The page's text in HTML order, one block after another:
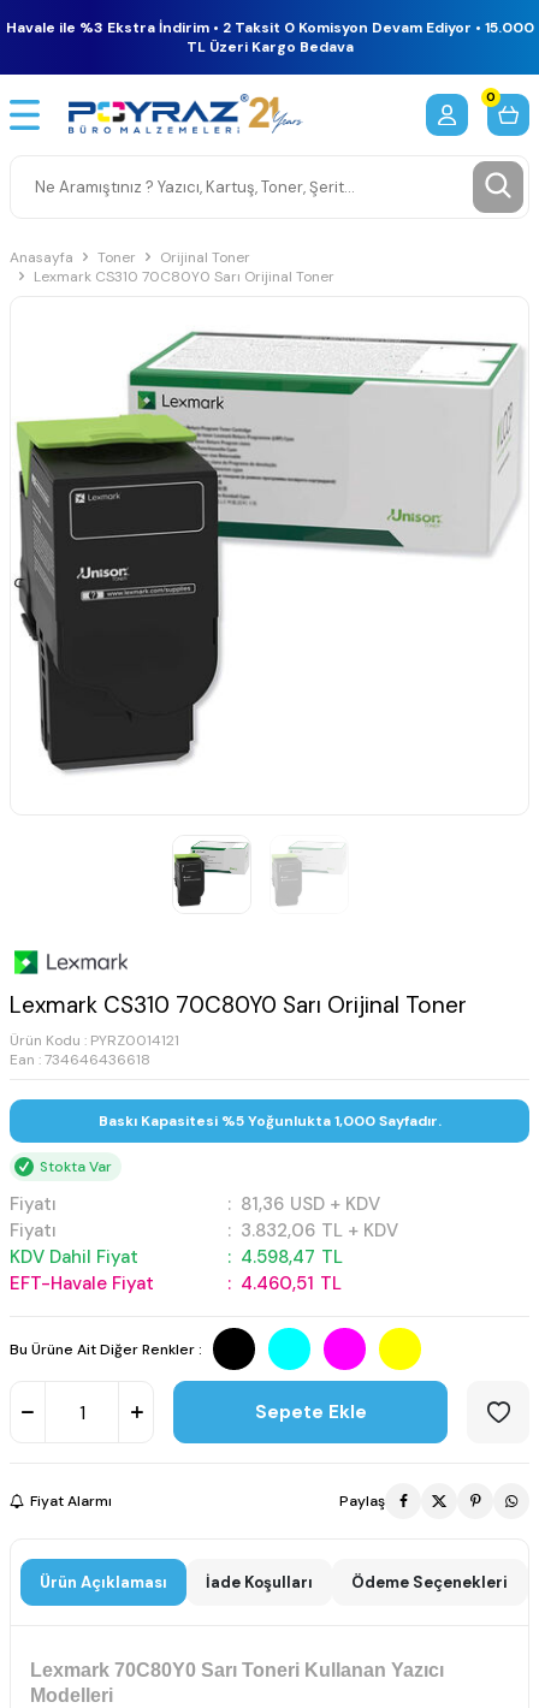
Havale ile %3 Ekstra İndirim • 2 Taksit 0 Komisyon Devam Ediyor • 15.000
TL Üzeri Kargo Bedava
0
Anasayfa Toner
Orijinal Toner
Lexmark CS310 70C80Y0 Sarı Orijinal Toner
Lexmark CS310 70C80Y0 Sarı Orijinal Toner
Ürün Kodu : PYRZ0014121
Ean : 734646436618
Baskı Kapasitesi %5 Yoğunlukta 1,000 Sayfadır.
Stokta Var
Fiyatı : 81,36 USD + KDV
Fiyatı
: 3.832,06 TL + KDV
KDV Dahil Fiyat
: 4.598,47 TL
EFT-Havale Fiyat
: 4.460,51 TL
Bu Ürüne Ait Diğer Renkler :
Sepete Ekle
Fiyat Alarmı Paylaş
Ürün Açıklaması İade Koşulları Ödeme Seçenekleri
Lexmark 70C80Y0 Sarı Toneri Kullanan Yazıcı
Modelleri